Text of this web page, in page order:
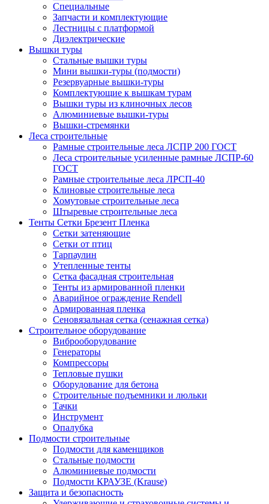
Специальные
Запчасти и комплектующие
Лестницы с платформой
Диэлектрические
Вышки туры
Стальные вышки туры
Мини вышки-туры (подмости)
Резервуарные вышки-туры
Комплектующие к вышкам турам
Вышки туры из клиночных лесов
Алюминиевые вышки-туры
Вышки-стремянки
Леса строительные
Рамные строительные леса ЛСПР 200 ГОСТ
Леса строительные усиленные рамные ЛСПР-60
ГОСТ
Рамные строительные леса ЛРСП-40
Клиновые строительные леса
Хомутовые строительные леса
Штыревые строительные леса
Тенты Сетки Брезент Пленка
Сетки затеняющие
Сетки от птиц
Тарпаулин
Утепленные тенты
Сетка фасадная строительная
Тенты из армированной пленки
Аварийное ограждение Rendell
Армированная пленка
Сеновязальная сетка (сенажная сетка)
Строительное оборудование
Виброоборудование
Генераторы
Компрессоры
Тепловые пушки
Оборудование для бетона
Строительные подъемники и люльки
Тачки
Инструмент
Опалубка
Подмости строительные
Подмости для каменщиков
Стальные подмости
Алюминиевые подмости
Подмости КРАУЗЕ (Krause)
Защита и безопасность